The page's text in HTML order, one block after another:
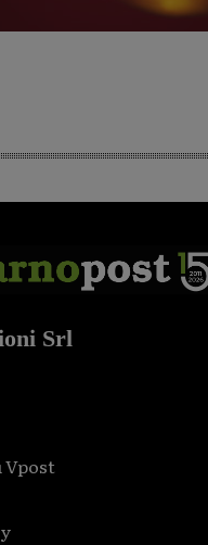
Srl
Vpost